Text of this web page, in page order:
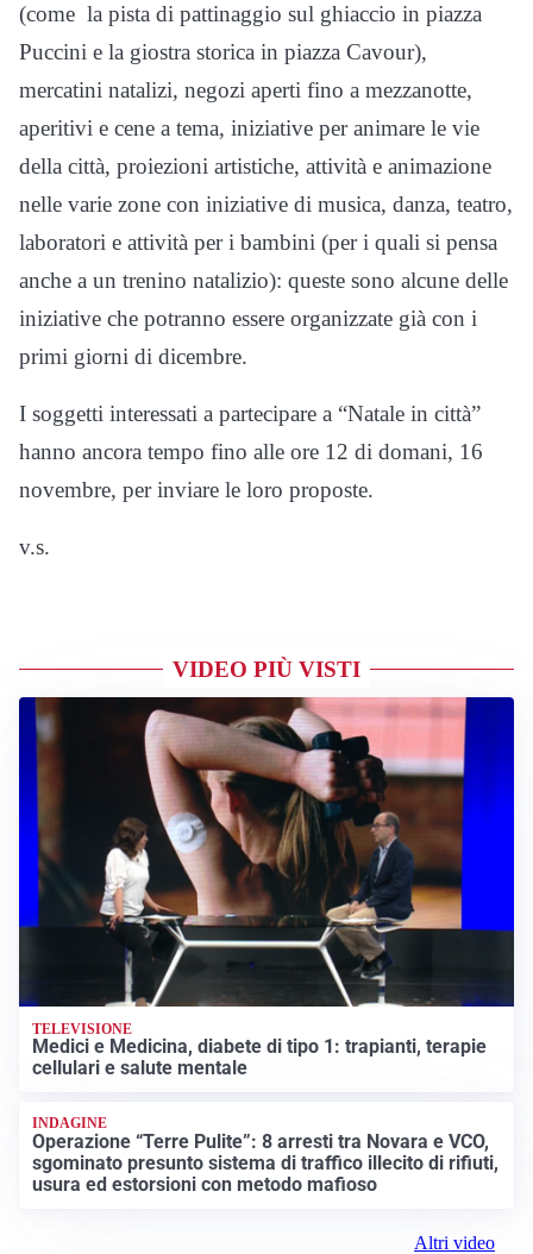
(come la pista di pattinaggio sul ghiaccio in piazza
Puccini e la giostra storica in piazza Cavour),
mercatini natalizi, negozi aperti fino a mezzanotte,
aperitivi e cene a tema, iniziative per animare le vie
della città, proiezioni artistiche, attività e animazione
nelle varie zone con iniziative di musica, danza, teatro,
laboratori e attività per i bambini (per i quali si pensa
anche a un trenino natalizio): queste sono alcune delle
iniziative che potranno essere organizzate già con i
primi giorni di dicembre.
I soggetti interessati a partecipare a “Natale in città”
hanno ancora tempo fino alle ore 12 di domani, 16
novembre, per inviare le loro proposte.
v.s.
VIDEO PIÙ VISTI
TELEVISIONE
Medici e Medicina, diabete di tipo 1: trapianti, terapie
cellulari e salute mentale
INDAGINE
Operazione “Terre Pulite”: 8 arresti tra Novara e VCO,
sgominato presunto sistema di traffico illecito di rifiuti,
usura ed estorsioni con metodo mafioso
Altri video